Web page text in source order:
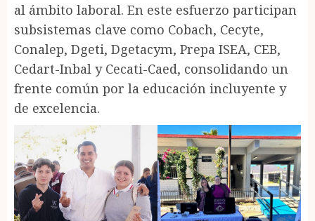
al ámbito laboral. En este esfuerzo participan
subsistemas clave como Cobach, Cecyte,
Conalep, Dgeti, Dgetacym, Prepa ISEA, CEB,
Cedart-Inbal y Cecati-Caed, consolidando un
frente común por la educación incluyente y
de excelencia.